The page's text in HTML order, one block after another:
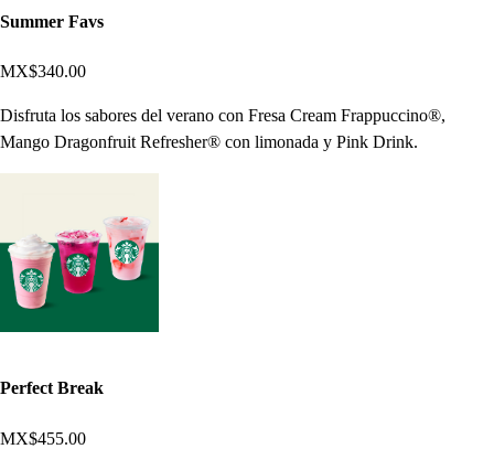
Summer Favs
MX$340.00
Disfruta los sabores del verano con Fresa Cream Frappuccino®,
Mango Dragonfruit Refresher® con limonada y Pink Drink.
Perfect Break
MX$455.00